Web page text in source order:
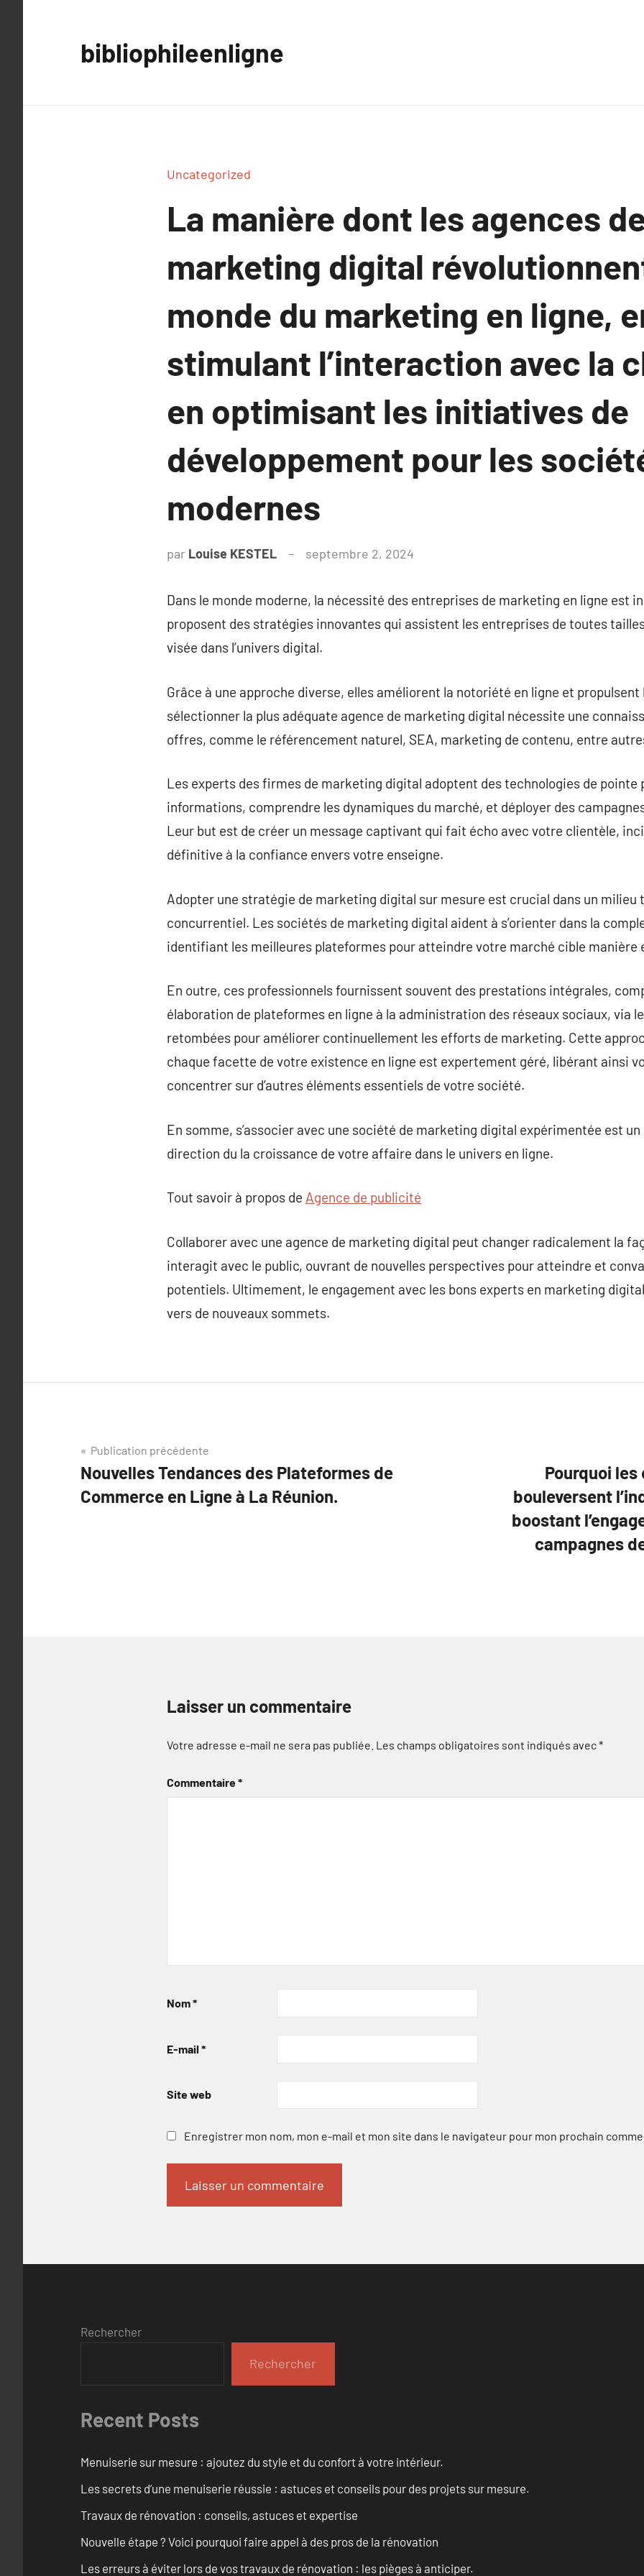
bibliophileenligne
Uncategorized
La manière dont les agences
marketing digital
monde du marketing en ligne,
stimulant l’interaction avec la
en optimisant les initiatives de
développement pour les
modernes
par Louise KESTEL septembre 2, 2024
Dans le monde moderne, la nécessité des entreprises de marketing en ligne est
proposent des stratégies innovantes qui assistent les entreprises de toutes
visée dans l’univers digital.
Grâce à une approche diverse, elles améliorent la notoriété en ligne et
sélectionner la plus adéquate agence de marketing digital nécessite une
offres, comme le référencement naturel, SEA, marketing de contenu, entre
Les experts des firmes de marketing digital adoptent des technologies de pointe
informations, comprendre les dynamiques du marché, et déployer des
Leur but est de créer un message captivant qui fait écho avec votre clientèle,
définitive à la confiance envers votre enseigne.
Adopter une stratégie de marketing digital sur mesure est crucial dans un milieu
concurrentiel. Les sociétés de marketing digital aident à s’orienter dans la
identifiant les meilleures plateformes pour atteindre votre marché cible manière
En outre, ces professionnels fournissent souvent des prestations intégrales,
élaboration de plateformes en ligne à la administration des réseaux sociaux, via
retombées pour améliorer continuellement les efforts de marketing. Cette
chaque facette de votre existence en ligne est expertement géré, libérant ainsi
concentrer sur d’autres éléments essentiels de votre société.
En somme, s’associer avec une société de marketing digital expérimentée est
direction du la croissance de votre affaire dans le univers en ligne.
Tout savoir à propos de Agence de publicité
Collaborer avec une agence de marketing digital peut changer radicalement la
interagit avec le public, ouvrant de nouvelles perspectives pour atteindre et
potentiels. Ultimement, le engagement avec les bons experts en marketing
vers de nouveaux sommets.
Navigation
de
l’article
Publication précédente
Nouvelles Tendances des Plateformes de
Commerce en Ligne à La Réunion.
Pourquoi
bouleversent
boostant
campagnes
Laisser un commentaire
Votre adresse e-mail ne sera pas publiée. Les champs obligatoires sont indiqués avec*
Commentaire*
Nom*
E-mail *
Site web
Enregistrer mon nom, mon e-mail et mon site dans le navigateur pour mon prochain
Rechercher
Rechercher
Recent Posts
Menuiserie sur mesure : ajoutez du style et du confort à votre intérieur.
Les secrets d’une menuiserie réussie : astuces et conseils pour des projets sur mesure.
Travaux de rénovation : conseils, astuces et expertise
Nouvelle étape ? Voici pourquoi faire appel à des pros de la rénovation
Les erreurs à éviter lors de vos travaux de rénovation : les pièges à anticiper.